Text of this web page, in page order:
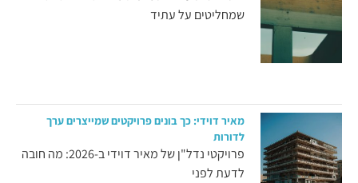
שמחליטים על עתיד
מאיר דוידי: כך בונים פרויקטים שמייצרים ערך
לדורות
פרויקטי נדל"ן של מאיר דוידי ב-2026: מה חובה
לדעת לפני